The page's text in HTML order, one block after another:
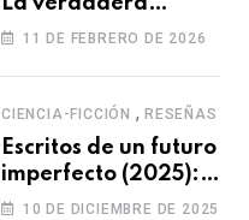
transformación
11 DE FEBRERO DE 2026
CIENCIA-FICCIÓN , RESEÑAS
Escritos de un futuro
imperfecto (2025):
el futuro no siempre
10 DE DICIEMBRE DE 2025